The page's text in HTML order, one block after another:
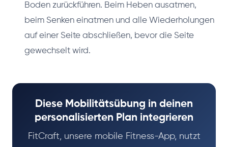
Boden zurückführen. Beim Heben ausatmen,
beim Senken einatmen und alle Wiederholungen
auf einer Seite abschließen, bevor die Seite
gewechselt wird.
Diese Mobilitätsübung in deinen
personalisierten Plan integrieren
FitCraft, unsere mobile Fitness-App, nutzt